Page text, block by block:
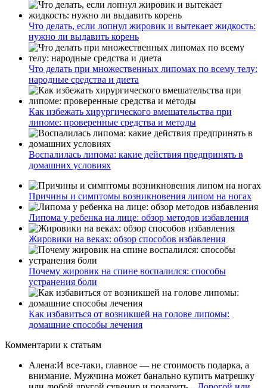
Что делать, если лопнул жировик и вытекает жидкость:
нужно ли выдавить корень
Что делать при множественных липомах по всему телу:
народные средства и диета
Как избежать хирургического вмешательства при
липоме: проверенные средства и методы
Воспалилась липома: какие действия предпринять в
домашних условиях
Причины и симптомы возникновения липом на ногах
Липома у ребенка на лице: обзор методов избавления
Жировики на веках: обзор способов избавления
Почему жировик на спине воспалился: способы
устранения боли
Как избавиться от возникшей на голове липомы:
домашние способы лечения
Комментарии к статьям
Алена:И все-таки, главное — не стоимость подарка, а
внимание. Мужчина может банально купить матрешку